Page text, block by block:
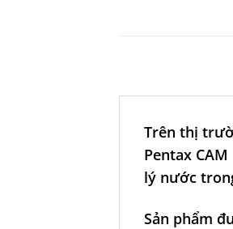
Trên thị
Pentax
lý nước
Sản phẩm